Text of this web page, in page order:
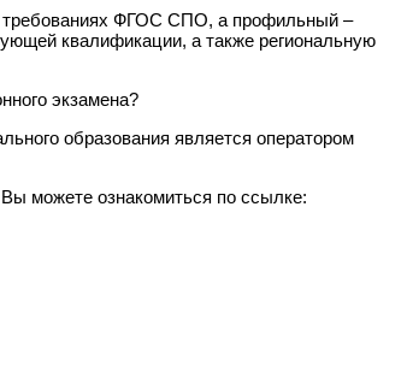
требованиях ФГОС СПО, а профильный –
квалификации, а также региональную
экзамена?
образования является оператором
можете ознакомиться по ссылке: